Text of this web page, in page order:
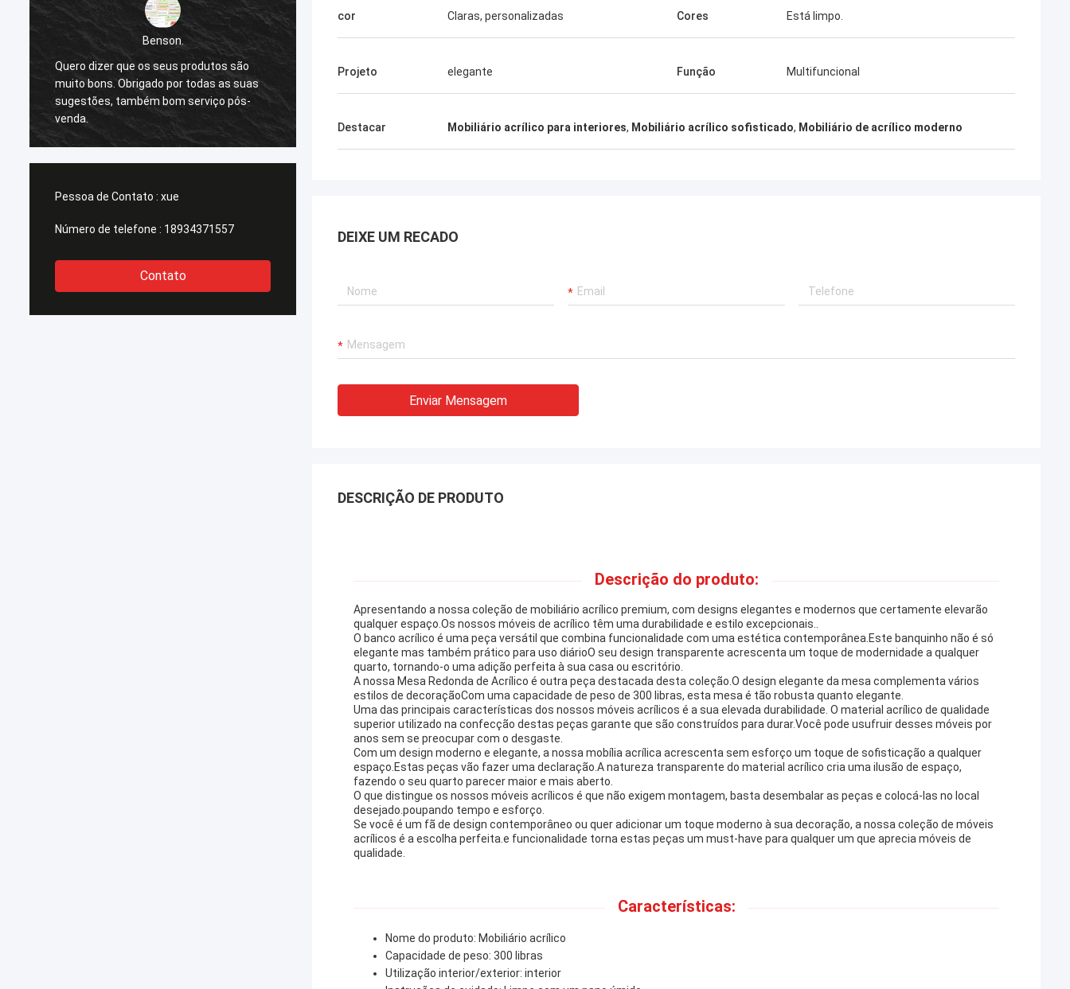
Benson.
Quero dizer que os seus produtos são
muito bons. Obrigado por todas as suas
sugestões, também bom serviço pós-
venda.
Benson.
Quero dizer que os seus produtos são
Pessoa de Contato : xue
Número de telefone : 18934371557
Contato
cor Claras, personalizadas Cores Está limpo.
Projeto elegante Função Multifuncional
Destacar Mobiliário acrílico para interiores, Mobiliário acrílico sofisticado, Mobiliário de acrílico moderno
DEIXE UM RECADO
Enviar Mensagem
DESCRIÇÃO DE PRODUTO
Descrição do produto:
Apresentando a nossa coleção de mobiliário acrílico premium, com designs elegantes e modernos que certamente elevarão
qualquer espaço.Os nossos móveis de acrílico têm uma durabilidade e estilo excepcionais..
O banco acrílico é uma peça versátil que combina funcionalidade com uma estética contemporânea.Este banquinho não é só
elegante mas também prático para uso diárioO seu design transparente acrescenta um toque de modernidade a qualquer
quarto, tornando-o uma adição perfeita à sua casa ou escritório.
A nossa Mesa Redonda de Acrílico é outra peça destacada desta coleção.O design elegante da mesa complementa vários
estilos de decoraçãoCom uma capacidade de peso de 300 libras, esta mesa é tão robusta quanto elegante.
Uma das principais características dos nossos móveis acrílicos é a sua elevada durabilidade. O material acrílico de qualidade
superior utilizado na confecção destas peças garante que são construídos para durar.Você pode usufruir desses móveis por
anos sem se preocupar com o desgaste.
Com um design moderno e elegante, a nossa mobília acrílica acrescenta sem esforço um toque de sofisticação a qualquer
espaço.Estas peças vão fazer uma declaração.A natureza transparente do material acrílico cria uma ilusão de espaço,
fazendo o seu quarto parecer maior e mais aberto.
O que distingue os nossos móveis acrílicos é que não exigem montagem, basta desembalar as peças e colocá-las no local
desejado.poupando tempo e esforço.
Se você é um fã de design contemporâneo ou quer adicionar um toque moderno à sua decoração, a nossa coleção de móveis
acrílicos é a escolha perfeita.e funcionalidade torna estas peças um must-have para qualquer um que aprecia móveis de
qualidade.
Características:
Nome do produto: Mobiliário acrílico
Capacidade de peso: 300 libras
Utilização interior/exterior: interior